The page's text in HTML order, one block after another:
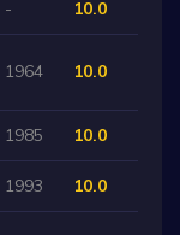
- 10.0
1964 10.0
1985 10.0
1993 10.0